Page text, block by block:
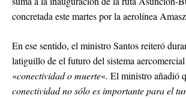
concretada este martes por la aerolínea
En ese sentido, el ministro Santos reiteró
latiguillo de el futuro del sistema
«conectividad o muerte«. El ministro añadió
conectividad no sólo es importante para el